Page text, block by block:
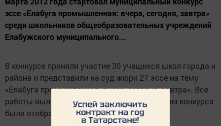
эссе «Елабуга промышленная: вчера, сегодня, завтра»
среди школьников общеобразовательных учреждений
Елабужского муниципального...
В конкурсе приняли участие 30 учащихся школ города и
района и представили на суд жюри 27 эссе на тему
«Елабуга промышленная: вчера, сегодня, завтра». Все
работы выложены на сайтах школ. По итогам конкурса
были отобраны 3 лучшие работы: